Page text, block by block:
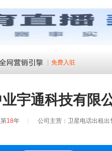
免费入驻
宇通科技有限
第18年 公司主营：卫星电话出租